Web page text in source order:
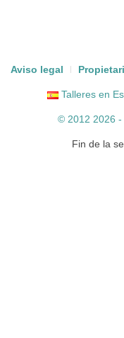
Aviso legal
Talleres en
© 2012 2026
Fin de la